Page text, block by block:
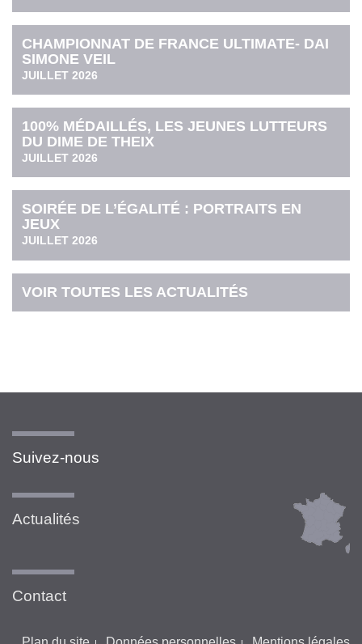
CHAMPIONNAT DE FRANCE ULTIMATE- DAI
SIMONE VEIL
JUILLET 2026
100% MÉDAILLÉS, LES JEUNES LUTTEURS
DU DIME DE THEIX
JUILLET 2026
SOIRÉE DE L’ÉGALITÉ : PORTRAITS EN
JEUX
JUILLET 2026
VOIR TOUTES LES ACTUALITÉS
Suivez-nous
Actualités
Contact